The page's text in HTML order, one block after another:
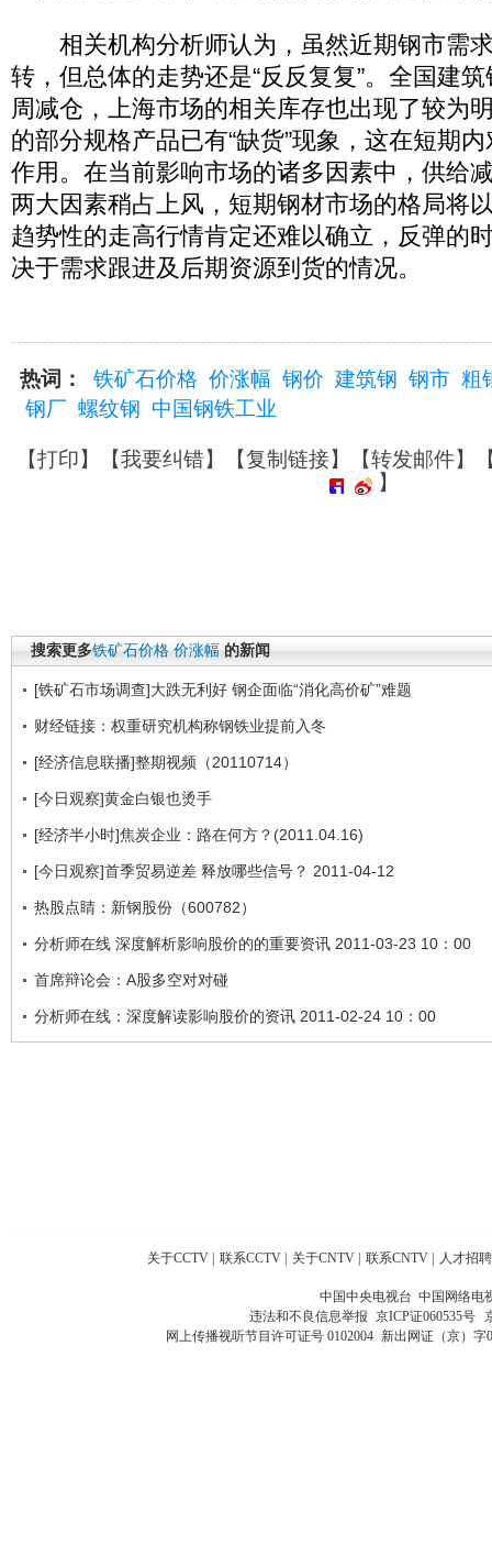
相关机构分析师认为，虽然近期钢市需
转，但总体的走势还是“反反复复”。全国建
周减仓，上海市场的相关库存也出现了较为
的部分规格产品已有“缺货”现象，这在短期
作用。在当前影响市场的诸多因素中，供给
两大因素稍占上风，短期钢材市场的格局将
趋势性的走高行情肯定还难以确立，反弹的
决于需求跟进及后期资源到货的情况。
热词： 铁矿石价格 价涨幅 钢价 建筑钢 钢市 粗
钢厂 螺纹钢 中国钢铁工业
【打印】【我要纠错】【复制链接】【转发邮件】
】
搜索更多铁矿石价格 价涨幅 的新闻
[铁矿石市场调查]大跌无利好 钢企面临“消化高价矿”难题
财经链接：权重研究机构称钢铁业提前入冬
[经济信息联播]整期视频（20110714）
[今日观察]黄金白银也烫手
[经济半小时]焦炭企业：路在何方？(2011.04.16)
[今日观察]首季贸易逆差 释放哪些信号？ 2011-04-12
热股点睛：新钢股份（600782）
分析师在线 深度解析影响股价的的重要资讯 2011-03-23 10：00
首席辩论会：A股多空对对碰
分析师在线：深度解读影响股价的资讯 2011-02-24 10：00
关于CCTV 联系CCTV 关于CNTV 联系CNTV 人才招聘
中国中央电视台 中国网络电
违法和不良信息举报 京ICP证060535号
网上传播视听节目许可证号 0102004 新出网证（京）